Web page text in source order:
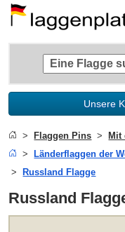
Unsere
Flaggen Pins Mit
Länderflaggen der
Russland Flagge
Russland